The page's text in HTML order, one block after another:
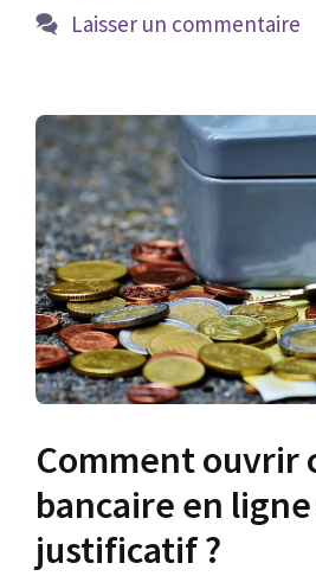
Laisser un commentaire
Comment ouvrir
bancaire en
justificatif ?